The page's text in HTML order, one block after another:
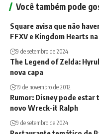
Você também pode
Square avisa que não
FFXV e Kingdom Hearts na
9 de setembro de 2024
The Legend of Zelda:
nova capa
19 de novembro de 2012
Rumor: Disney pode estar
novo Wreck-it Ralph
9 de setembro de 2024